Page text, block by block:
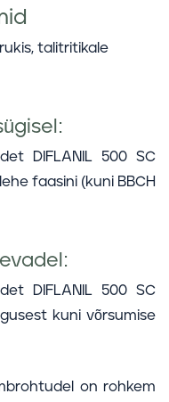
talitritikale
DIFLANIL 500 SC
faasini (kuni BBCH
DIFLANIL 500 SC
kuni võrsumise
on rohkem